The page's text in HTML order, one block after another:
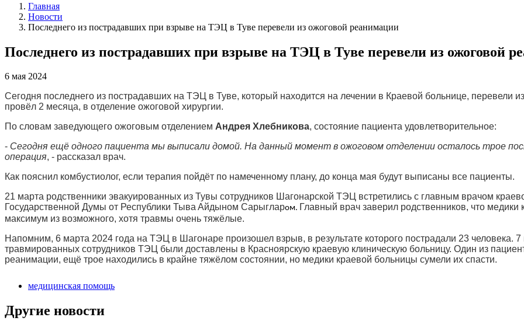
Главная
Новости
Последнего из пострадавших при взрыве на ТЭЦ в Туве перевели из ожоговой реанимации
Последнего из пострадавших при взрыве на ТЭЦ в Туве перевели из ожоговой
6 мая 2024
Сегодня последнего из пострадавших на ТЭЦ в Туве, который находится на лечении в Краевой больнице, перевели
провёл 2 месяца, в отделение ожоговой хирургии.
По словам заведующего ожоговым отделением Андрея Хлебникова, состояние пациента удовлетворительное:
- Сегодня ещё одного пациента мы выписали домой. На данный момент в ожоговом отделении осталось трое
операция, - рассказал врач.
Как пояснил комбустиолог, если терапия пойдёт по намеченному плану, до конца мая будут выписаны все пациенты.
21 марта родственники эвакуированных из Тувы сотрудников Шагонарской ТЭЦ встретились с главным врачом
Государственной Думы от Республики ТываАйдыном Сарыгларом. Главный врач заверил родственников, что
максимум из возможного, хотя травмы очень тяжёлые.
Напомним, 6 марта 2024 года на ТЭЦ в Шагонаре произошел взрыв, в результате которого пострадали 23
травмированных сотрудников ТЭЦ были доставлены в Красноярскую краевую клиническую больницу. Один из
реанимации, ещё трое находились в крайне тяжёлом состоянии, но медики краевой больницы сумели их спасти.
медицинская помощь
Другие новости